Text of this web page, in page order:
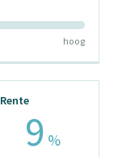
hoog
Rente
9 %